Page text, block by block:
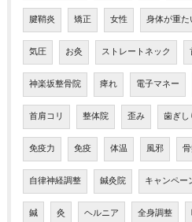
腱鞘炎 矯正 女性 身体が重た
気圧 お灸 ストレートネック
神楽坂整骨院 痺れ 電子マネー
首肩コリ 整体院 歪み 歯ぎし
免疫力 免疫 体温 風邪
自律神経調整 鍼灸院 キャンペー
鍼 灸 ヘルニア 全身調整